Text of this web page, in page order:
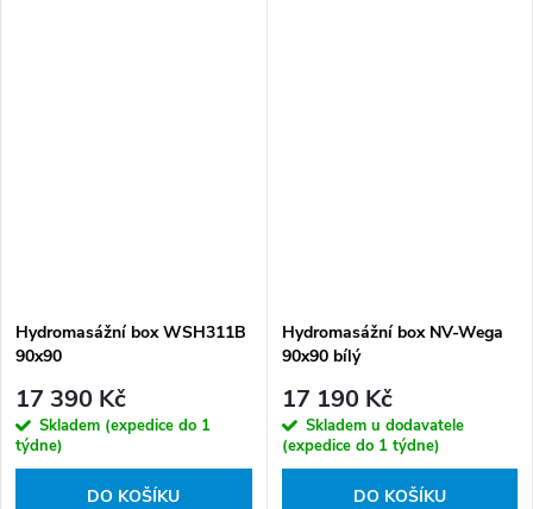
Hydromasážní box WSH311B
90x90
17 390 Kč
Skladem (expedice do 1
týdne)
DO KOŠÍKU
Hydromasážní box NV-Wega
90x90 bílý
17 190 Kč
Skladem u dodavatele
(expedice do 1 týdne)
DO KOŠÍKU